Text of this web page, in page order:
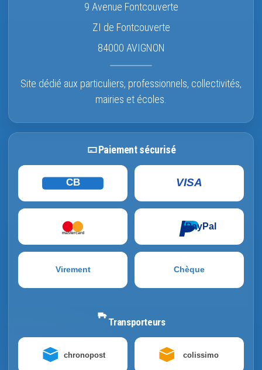
9 Avenue Fontcouverte
ZI de Fontcouverte
84000 AVIGNON
Site dédié aux particuliers, professionnels, collectivités,
mairies et écoles.
Paiement sécurisé
CB VISA
mastercard
PayPal
Virement Chèque
Transporteurs
chronopost colissimo